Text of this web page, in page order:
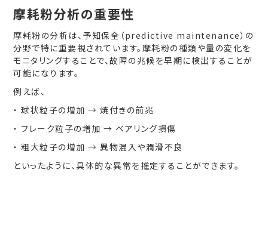
摩耗粉分析の重要性
摩耗粉の分析は、予知保全（predictive maintenance）の
分野で特に重要視されています。摩耗粉の種類や量の変化を
モニタリングすることで、故障の兆候を早期に検出することが
可能になります。
例えば、
・ 球状粒子の増加 → 焼付きの前兆
・ フレーク粒子の増加 → ベアリング損傷
・ 粗大粒子の増加 → 異物混入や潤滑不良
といったように、具体的な異常を推定することができます。